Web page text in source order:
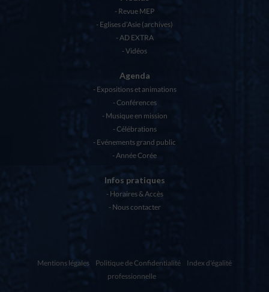
Revue MEP
Eglises d’Asie (archives)
AD EXTRA
Vidéos
Agenda
Expositions et animations
Conférences
Musique en mission
Célébrations
Evénements grand public
Année Corée
Infos pratiques
Horaires & Accès
Nous contacter
Mentions légales Politique de Confidentialité
Index d'égalité
professionnelle